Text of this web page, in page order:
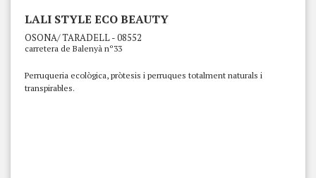
LALI STYLE ECO BEAUTY
OSONA/ TARADELL - 08552
carretera de Balenyà nº33
Perruqueria ecològica, pròtesis i perruques totalment naturals i
transpirables.